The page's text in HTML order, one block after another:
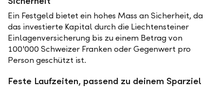
Ein Festgeld bietet ein hohes Mass an Sicherheit, da
das investierte Kapital durch die Liechtensteiner
Einlagenversicherung bis zu einem Betrag von
100'000 Schweizer Franken oder Gegenwert pro
Person geschützt ist.
Feste Laufzeiten, passend zu deinem Sparziel